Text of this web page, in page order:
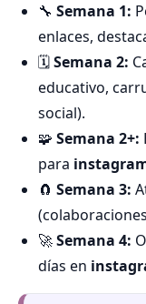
🔧 Semana 1:
enlaces,
🗓️Semana 2:
educativo,
social).
🧩 Semana 2+:
para
🧲 Semana 3:
🚀Semana 4:
días en